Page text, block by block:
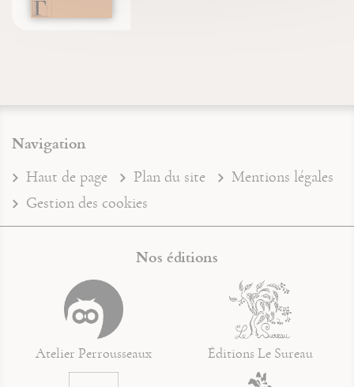
Navigation
Haut de page Plan du site
Mentions légales
Gestion des cookies
Nos éditions
Atelier Perrousseaux Éditions Le Sureau